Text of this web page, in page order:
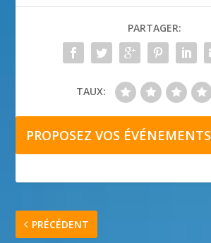
PARTAGER:
TAUX:
PROPOSEZ VOS ÉVÉNEMENTS
PRÉCÉDENT